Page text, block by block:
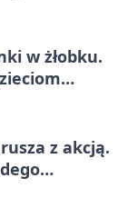
w żłobku.
z akcją.